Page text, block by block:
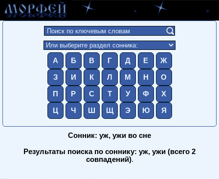
А Б В Г Д Е Ж
З И К Л М Н О
П Р С Т У Ф Х
Ц Ч Ш Щ Э Ю Я
Сонник: уж, ужи во сне
Результаты поиска по соннику: уж, ужи (всего 2
совпадений).